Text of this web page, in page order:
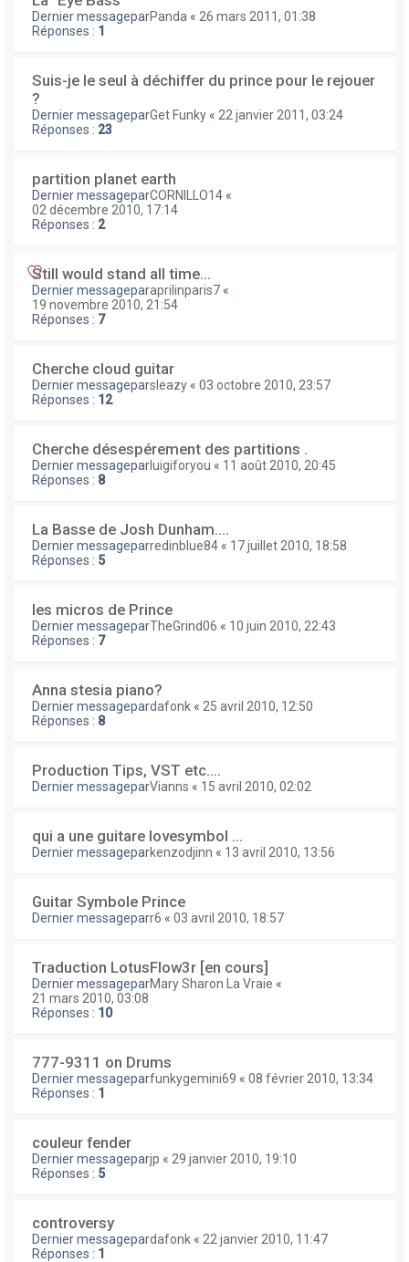
Dernier messageparPanda « 26 mars 2011, 01:38
Réponses : 1
Suis-je le seul à déchiffer du prince pour le rejouer
?
Dernier messageparGet Funky « 22 janvier 2011, 03:24
Réponses : 23
partition planet earth
Dernier messageparCORNILLO14 «
02 décembre 2010, 17:14
Réponses : 2
Still would stand all time...
Dernier messageparaprilinparis7 «
19 novembre 2010, 21:54
Réponses : 7
Cherche cloud guitar
Dernier messageparsleazy « 03 octobre 2010, 23:57
Réponses : 12
Cherche désespérement des partitions .
Dernier messageparluigiforyou « 11 août 2010, 20:45
Réponses : 8
La Basse de Josh Dunham....
Dernier messageparredinblue84 « 17 juillet 2010, 18:58
Réponses : 5
les micros de Prince
Dernier messageparTheGrind06 « 10 juin 2010, 22:43
Réponses : 7
Anna stesia piano?
Dernier messagepardafonk « 25 avril 2010, 12:50
Réponses : 8
Production Tips, VST etc....
Dernier messageparVianns « 15 avril 2010, 02:02
qui a une guitare lovesymbol ...
Dernier messageparkenzodjinn « 13 avril 2010, 13:56
Guitar Symbole Prince
Dernier messageparr6 « 03 avril 2010, 18:57
Traduction LotusFlow3r [en cours]
Dernier messageparMary Sharon La Vraie «
21 mars 2010, 03:08
Réponses : 10
777-9311 on Drums
Dernier messageparfunkygemini69 « 08 février 2010, 13:34
Réponses : 1
couleur fender
Dernier messageparjp « 29 janvier 2010, 19:10
Réponses : 5
controversy
Dernier messagepardafonk « 22 janvier 2010, 11:47
Réponses : 1